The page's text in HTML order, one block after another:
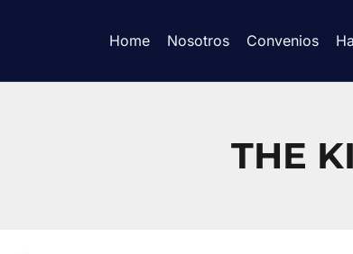
Home Nosotros Convenios
THE